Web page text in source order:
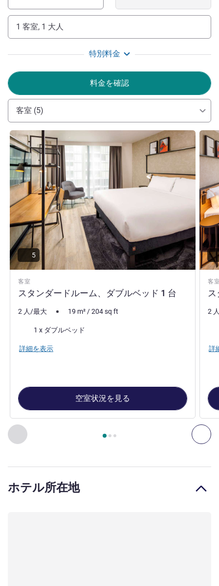
your doorstep. Many of the area's best restaurants, bars,
and shops are a short walk from the ibis Sutton Point. Or
enjoy Surrey Hills Area of Outstanding Natural Beauty, just
旅行のお客さまにも、リラックスした時間を過ごしたいお
客さまにも、当ホテルでご自宅のようにおくつろぎいただ
けるよう、スタッフ一同全力を尽くしてサービスを提供さ
せていただきます。お客さまのお越しをお待ちしておりま
Claire Barrowclough ホテル経営
1 客室, 1 大人
特別料金
料金を確認
客室 (5)
前に戻る - 客室 次
3 ページ中 , 客室 1 : スタンダードルーム、ダブル
客室
スタンダードルーム、ダブルベッド 1 台
詳細を表示
5
2 人/最大 19 m²/204sq ft
1 x ダブルベッド
詳細を表示
空室状況を見る
客
詳細
2
詳
ホテル所在地